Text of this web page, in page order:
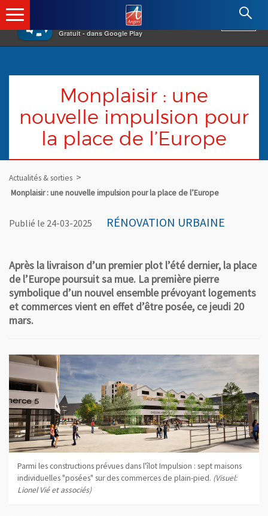
×
Gratuit - dans Google Play
Angers.fr : Retour à l'accueil
Monplaisir : une
nouvelle impulsion pour
la place de l’Europe
Actualités & sorties
Monplaisir : une nouvelle impulsion pour la place de l’Europe
Publié le 24-03-2025 RÉNOVATION URBAINE
Après la livraison d’un premier plot l’été dernier, la place
de l’Europe poursuit sa mue. La première pierre
symbolique d’un nouvel ensemble prévoyant logements
et commerces vient en effet d’être posée, ce jeudi 20
mars.
Parmi les constructions prévues dans l'îlot Impulsion : sept maisons
individuelles "posées" sur des commerces de plain-pied. (Visuel:
Lionel Vié et associés)